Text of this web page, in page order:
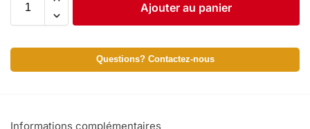
Ajouter au panier
Questions? Contactez-nous
Informations complémentaires